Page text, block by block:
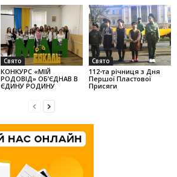
Свято
КОНКУРС «МІЙ
РОДОВІД» ОБ’ЄДНАВ В
ЄДИНУ РОДИНУ
Свято
112-та річниця з Дня
Першої Пластової
Присяги